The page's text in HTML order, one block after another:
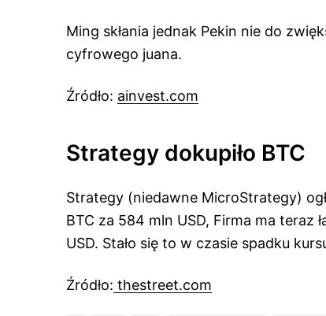
Ming skłania jednak Pekin nie do
cyfrowego juana.
Źródło: ainvest.com
Strategy dokupiło BTC
Strategy (niedawne MicroStrategy)
BTC za 584 mln USD, Firma ma teraz
USD. Stało się to w czasie spadku
Źródło: thestreet.com